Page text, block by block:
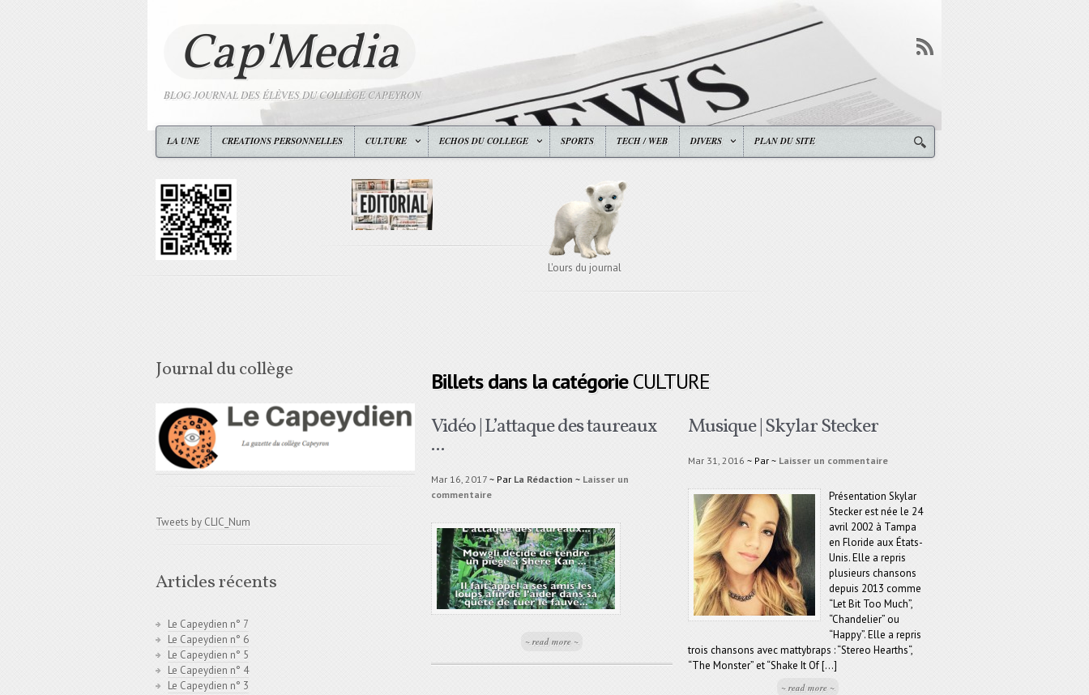
Cap'Media
BLOG JOURNAL DES ÉLÈVES DU COLLÈGE CAPEYRON
LA UNE CREATIONS PERSONNELLES CULTURE ECHOS DU COLLEGE SPORTS TECH / WEB DIVERS PLAN DU SITE
L'ours du journal
Billets dans la catégorieCULTURE
Vidéo | L’attaque des taureaux
...
Mar 16, 2017 ~ Par La Rédaction ~ Laisser un
commentaire
~ read more ~
Musique | Skylar Stecker
Mar 31, 2016 ~ Par ~ Laisser un commentaire
Présentation Skylar
Stecker est née le 24
avril 2002 à Tampa
en Floride aux États-
Unis. Elle a repris
plusieurs chansons
depuis 2013 comme
“Let Bit Too Much”,
“Chandelier” ou
“Happy”. Elle a repris
trois chansons avec mattybraps : “Stereo Hearths“,
“The Monster” et “Shake It Of [...]
~ read more ~
Journal du collège
Tweets by CLIC_Num
Articles récents
Le Capeydien n° 7
Le Capeydien n° 6
Le Capeydien n° 5
Le Capeydien n° 4
Le Capeydien n° 3